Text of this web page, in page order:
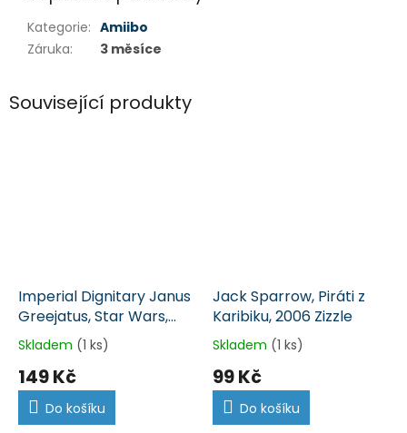
Kategorie: Amiibo
Záruka: 3 měsíce
Související produkty
Imperial Dignitary Janus
Greejatus, Star Wars,
2003 Hasbro
Skladem (1 ks)
149 Kč
Do košíku
Jack Sparrow, Piráti z
Karibiku, 2006 Zizzle
Skladem (1 ks)
99 Kč
Do košíku